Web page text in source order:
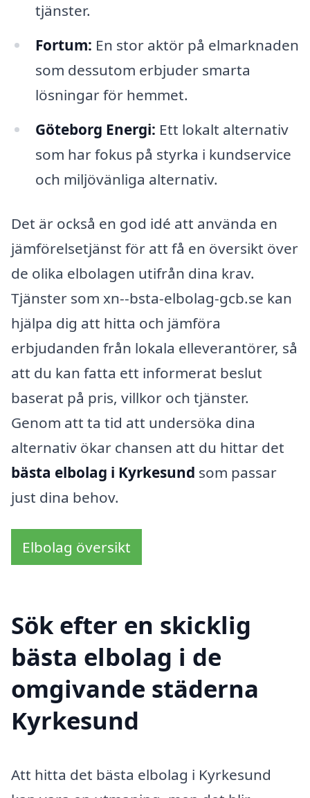
tjänster.
Fortum: En stor aktör på elmarknaden
som dessutom erbjuder smarta
lösningar för hemmet.
Göteborg Energi: Ett lokalt alternativ
som har fokus på styrka i kundservice
och miljövänliga alternativ.
Det är också en god idé att använda en
jämförelsetjänst för att få en översikt över
de olika elbolagen utifrån dina krav.
Tjänster som xn--bsta-elbolag-gcb.se kan
hjälpa dig att hitta och jämföra
erbjudanden från lokala elleverantörer, så
att du kan fatta ett informerat beslut
baserat på pris, villkor och tjänster.
Genom att ta tid att undersöka dina
alternativ ökar chansen att du hittar det
bästa elbolag i Kyrkesund som passar
just dina behov.
Elbolag översikt
Sök efter en skicklig
bästa elbolag i de
omgivande städerna
Kyrkesund
Att hitta det bästa elbolag i Kyrkesund